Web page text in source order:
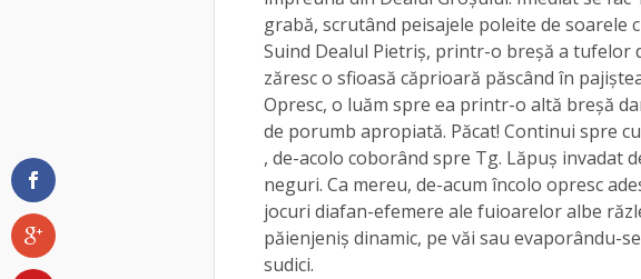
grabă, scrutând peisajele poleite de soarele
Suind Dealul Pietriș, printr-o breșă a tufelor
zăresc o sfioasă căprioară păscând în
Opresc, o luăm spre ea printr-o altă breșă
de porumb apropiată. Păcat! Continui spre
, de-acolo coborând spre Tg. Lăpuș invadat
neguri. Ca mereu, de-acum încolo opresc
jocuri diafan-efemere ale fuioarelor albe
păienjeniș dinamic, pe văi sau evaporându-
sudici.